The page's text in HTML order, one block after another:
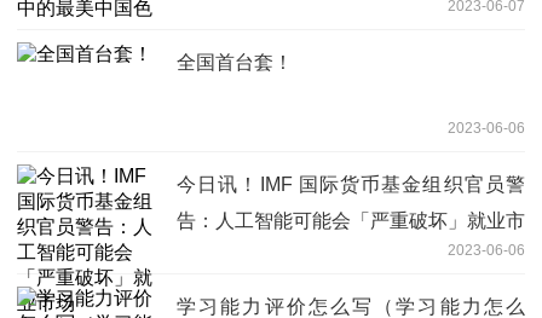
2023-06-07
全国首台套！
2023-06-06
今日讯！IMF 国际货币基金组织官员警
告：人工智能可能会「严重破坏」就业市
2023-06-06
学习能力评价怎么写（学习能力怎么